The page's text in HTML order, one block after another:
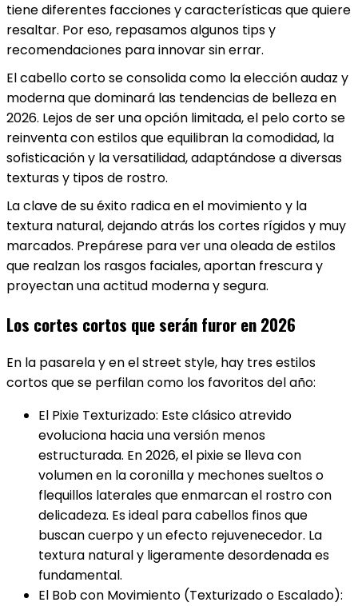
tiene diferentes facciones y características que quiere
resaltar. Por eso, repasamos algunos tips y
recomendaciones para innovar sin errar.
El cabello corto se consolida como la elección audaz y
moderna que dominará las tendencias de belleza en
2026. Lejos de ser una opción limitada, el pelo corto se
reinventa con estilos que equilibran la comodidad, la
sofisticación y la versatilidad, adaptándose a diversas
texturas y tipos de rostro.
La clave de su éxito radica en el movimiento y la
textura natural, dejando atrás los cortes rígidos y muy
marcados. Prepárese para ver una oleada de estilos
que realzan los rasgos faciales, aportan frescura y
proyectan una actitud moderna y segura.
Los cortes cortos que serán furor en 2026
En la pasarela y en el street style, hay tres estilos
cortos que se perfilan como los favoritos del año:
El Pixie Texturizado: Este clásico atrevido
evoluciona hacia una versión menos
estructurada. En 2026, el pixie se lleva con
volumen en la coronilla y mechones sueltos o
flequillos laterales que enmarcan el rostro con
delicadeza. Es ideal para cabellos finos que
buscan cuerpo y un efecto rejuvenecedor. La
textura natural y ligeramente desordenada es
fundamental.
El Bob con Movimiento (Texturizado o Escalado):